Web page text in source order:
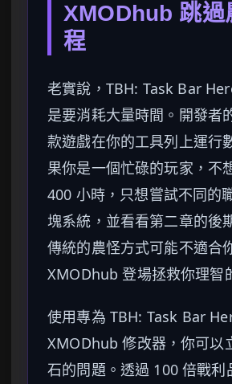
XMODhub 跳過
程
老實說，TBH: Task Bar
是要消耗大量時間。開發者
款遊戲在你的工具列上運行
果你是一個忙碌的玩家，不
400 小時，只想嘗試不同的
塊系統，並看看第二章的後
傳統的農怪方式可能不適合
XMODhub 登場拯救你理智
使用專為 TBH: Task Bar
XMODhub 修改器，你可以
石的問題。透過 100 倍戰利